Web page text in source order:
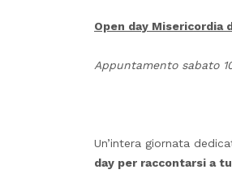
Open day
Appuntamento sabato
Un’intera giornata
day per raccontarsi a